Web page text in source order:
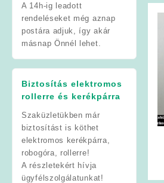
A 14h-ig leadott
rendeléseket még aznap
postára adjuk, így akár
másnap Önnél lehet.
Biztosítás elektromos
rollerre és kerékpárra
Szaküzletükben már
biztosítást is köthet
elektromos kerékpárra,
robogóra, rollerre!
A részletekért hívja
ügyfélszolgálatunkat!